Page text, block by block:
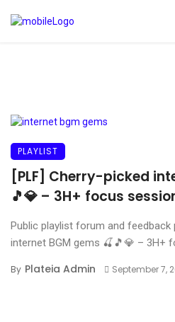
PLAYLIST
[PLF] Cherry-picked
🎵💎 – 3H+ focus
Public playlist forum and feedback
internet BGM gems 🍒🎵💎 – 3H+
By Plateia Admin September 7,